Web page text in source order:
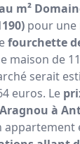
m²
pour une
fourchette
maison de
serait
euros. Le
à
appartement